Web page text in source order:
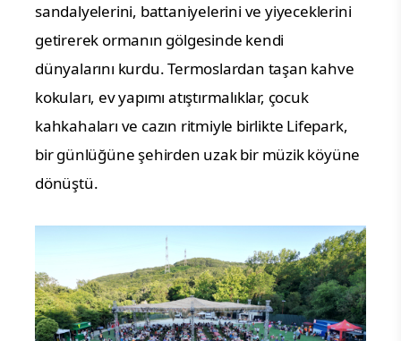
sandalyelerini, battaniyelerini ve yiyeceklerini
getirerek ormanın gölgesinde kendi
dünyalarını kurdu. Termoslardan taşan kahve
kokuları, ev yapımı atıştırmalıklar, çocuk
kahkahaları ve cazın ritmiyle birlikte Lifepark,
bir günlüğüne şehirden uzak bir müzik köyüne
dönüştü.